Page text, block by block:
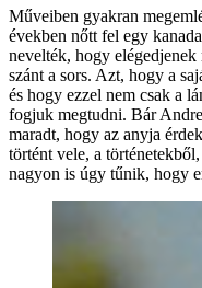
Műveiben gyakran
években nőtt fel egy
nevelték, hogy
szánt a sors. Azt, hogy a
és hogy ezzel nem csak a
fogjuk megtudni. Bár
maradt, hogy az anyja
történt vele, a
nagyon is úgy tűnik, hogy